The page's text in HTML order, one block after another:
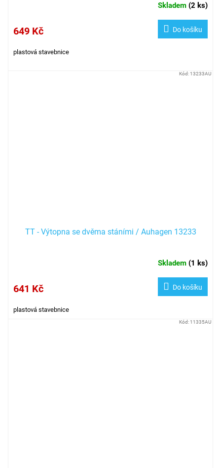
Skladem (2 ks)
649 Kč Do košíku
plastová stavebnice
TT - Výtopna se dvěma stáními / Auhagen 13233
Skladem (1 ks)
641 Kč Do košíku
plastová stavebnice
Kód: 13233AU
Kód: 11335AU